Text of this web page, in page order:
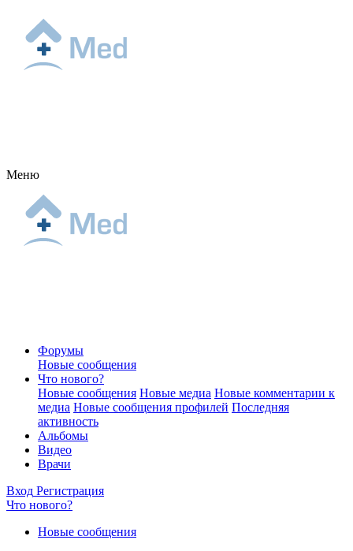
Меню
Форумы
Новые сообщения
Что нового?
Новые сообщения Новые медиа Новые комментарии к
медиа Новые сообщения профилей Последняя
активность
Альбомы
Видео
Врачи
Вход Регистрация
Что нового?
Новые сообщения